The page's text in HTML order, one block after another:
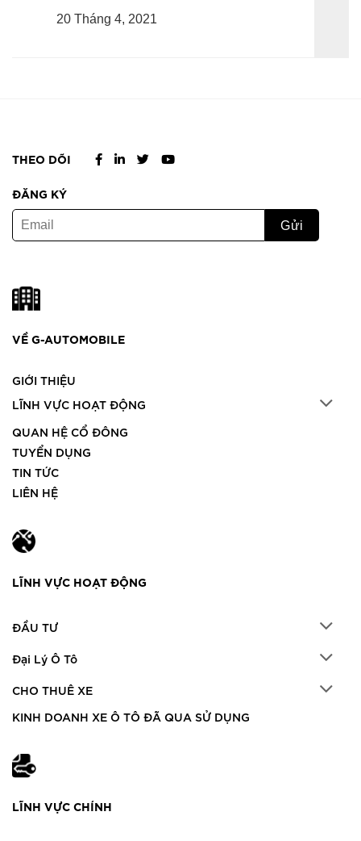
20 Tháng 4, 2021
THEO DÕI
ĐĂNG KÝ
VỀ G-AUTOMOBILE
GIỚI THIỆU
LĨNH VỰC HOẠT ĐỘNG
QUAN HỆ CỔ ĐÔNG
TUYỂN DỤNG
TIN TỨC
LIÊN HỆ
LĨNH VỰC HOẠT ĐỘNG
ĐẦU TƯ
Đại Lý Ô Tô
CHO THUÊ XE
KINH DOANH XE Ô TÔ ĐÃ QUA SỬ DỤNG
LĨNH VỰC CHÍNH